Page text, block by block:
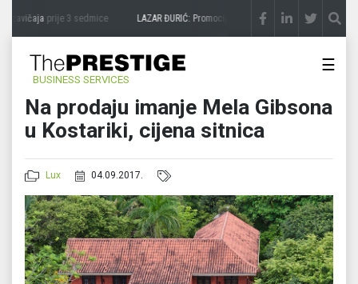
zavičajaprije 3 sedmice LAZAR ĐURIĆ: Promocija potencijal pretvara u destinaciju
BUSINESS SERVICES
☰
Na prodaju imanje Mela Gibsona
u Kostariki, cijena sitnica
Lux 04.09.2017.